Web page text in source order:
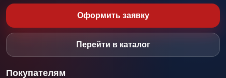
Оформить заявку
Перейти в каталог
Покупателям